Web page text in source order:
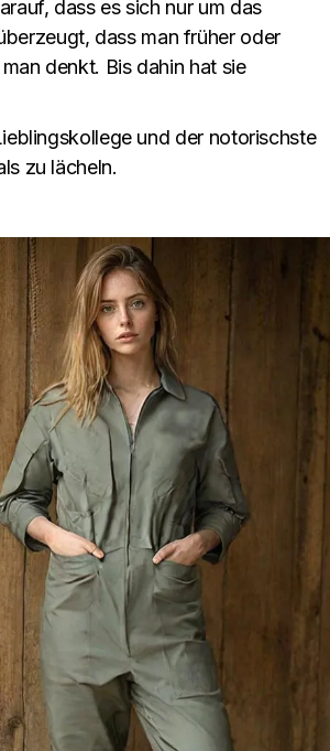
dass es sich nur um das
dass man früher oder
denkt. Bis dahin hat sie
und der notorischste
zu lächeln.